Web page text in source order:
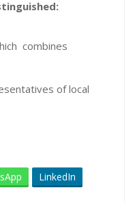
combines
of local
LinkedIn